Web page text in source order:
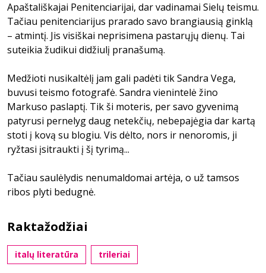
Apaštališkajai Penitenciarijai, dar vadinamai Sielų teismu.
Tačiau penitenciarijus prarado savo brangiausią ginklą
– atmintį. Jis visiškai neprisimena pastarųjų dienų. Tai
suteikia žudikui didžiulį pranašumą.
Medžioti nusikaltėlį jam gali padėti tik Sandra Vega,
buvusi teismo fotografė. Sandra vienintelė žino
Markuso paslaptį. Tik ši moteris, per savo gyvenimą
patyrusi pernelyg daug netekčių, nebepajėgia dar kartą
stoti į kovą su blogiu. Vis dėlto, nors ir nenoromis, ji
ryžtasi įsitraukti į šį tyrimą...
Tačiau saulėlydis nenumaldomai artėja, o už tamsos
ribos plyti bedugnė.
Raktažodžiai
italų literatūra trileriai